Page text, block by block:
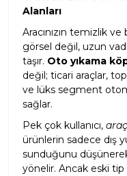
Alanları
Aracınızın temizlik ve
görsel değil, uzun
taşır. Oto yıkama
değil; ticari araçlar,
ve lüks segment
sağlar.
Pek çok kullanıcı,
ürünlerin sadece dış
sunduğunu
yönelir. Ancak eski tip